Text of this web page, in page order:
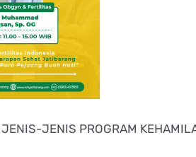
JENIS-JENIS PROGRAM